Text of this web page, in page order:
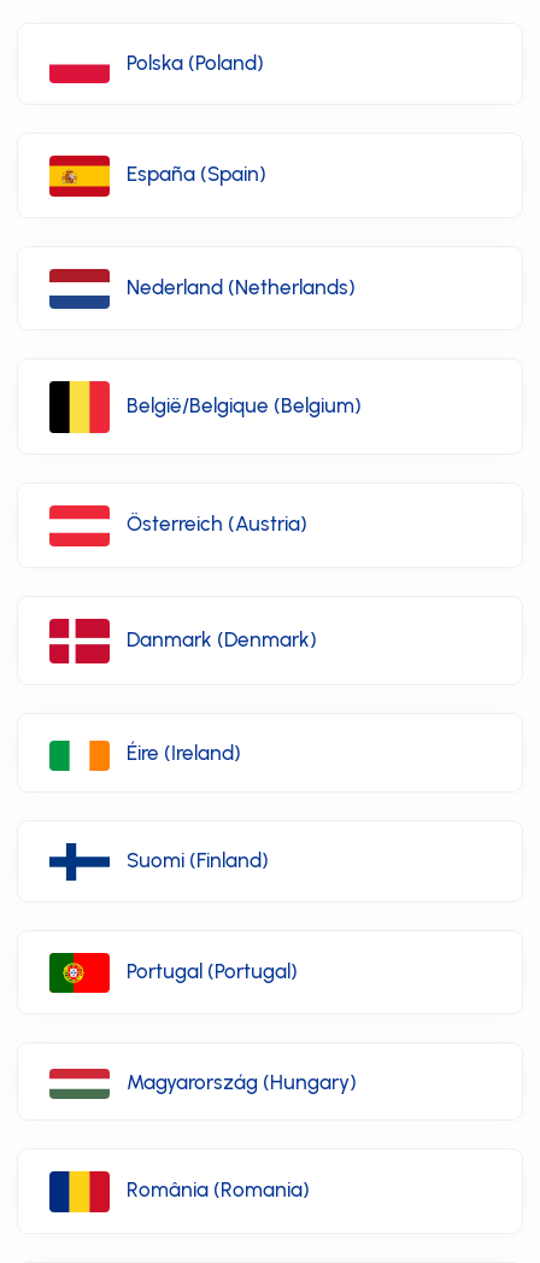
Polska (Poland)
España (Spain)
Nederland (Netherlands)
België/Belgique (Belgium)
Österreich (Austria)
Danmark (Denmark)
Éire (Ireland)
Suomi (Finland)
Portugal (Portugal)
Magyarország (Hungary)
România (Romania)